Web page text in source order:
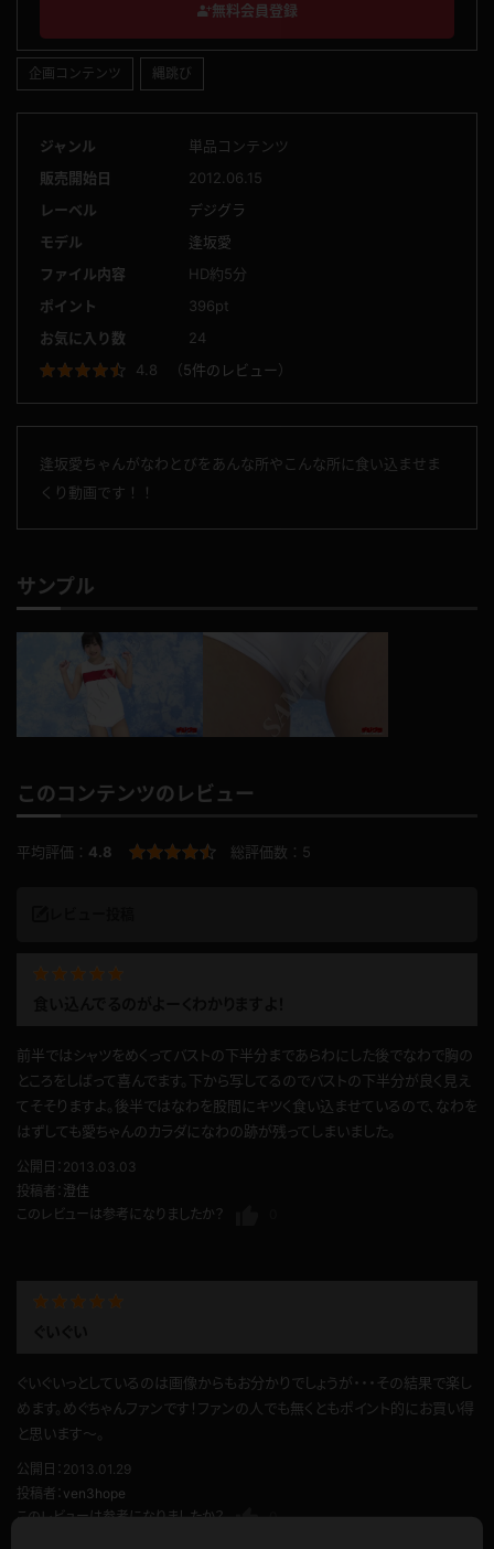
企画コンテンツ 縄跳び
ジャンル
単品コンテンツ
販売開始日
2012.06.15
レーベル
デジグラ
モデル
逢坂愛
ファイル内容
HD約5分
ポイント
396pt
お気に入り数
24
4.8
（5件のレビュー）
逢坂愛ちゃんがなわとびをあんな所やこんな所に食い込ませま
くり動画です！！
無料会員登録
サンプル
このコンテンツのレビュー
平均評価： 4.8 総評価数： 5
前半ではシャツをめくってバストの下半分まであらわにした後でなわで胸の
ところをしばって喜んでます。下から写してるのでバストの下半分が良く見え
てそそりますよ。後半ではなわを股間にキツく食い込ませているので、なわを
はずしても愛ちゃんのカラダになわの跡が残ってしまいました。
公開日：2013.03.03
投稿者： 澄佳
このレビューは参考になりましたか？
ぐいぐいっとしているのは画像からもお分かりでしょうが・・・その結果で楽し
めます。めぐちゃんファンです！ファンの人でも無くともポイント的にお買い得
と思います～。
公開日：2013.01.29
投稿者： ven3hope
このレビューは参考になりましたか？
0